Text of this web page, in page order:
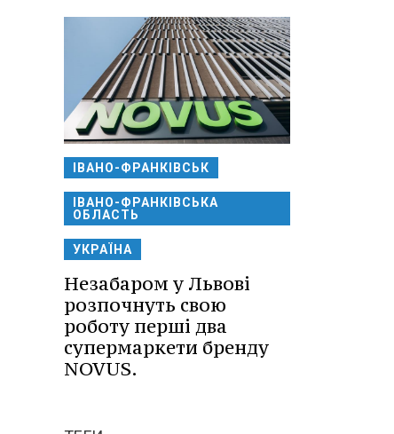
ІВАНО-ФРАНКІВСЬК
ІВАНО-ФРАНКІВСЬКА
ОБЛАСТЬ
УКРАЇНА
Незабаром у Львові
розпочнуть свою
роботу перші два
супермаркети бренду
NOVUS.